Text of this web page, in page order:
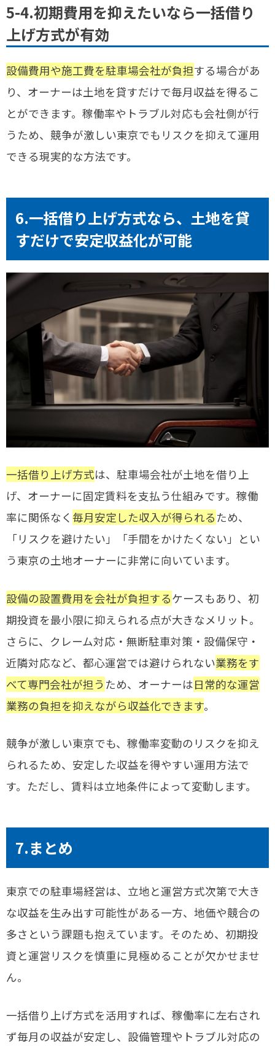
5-4.初期費用を抑えたいなら一括借り
上げ方式が有効
設備費用や施工費を駐車場会社が負担する場合があ
り、オーナーは土地を貸すだけで毎月収益を得るこ
とができます。稼働率やトラブル対応も会社側が行
うため、競争が激しい東京でもリスクを抑えて運用
できる現実的な方法です。
6.一括借り上げ方式なら、土地を貸
すだけで安定収益化が可能
一括借り上げ方式は、駐車場会社が土地を借り上
げ、オーナーに固定賃料を支払う仕組みです。稼働
率に関係なく 毎月安定した収入が得られる ため、
「リスクを避けたい」「手間をかけたくない」とい
う東京の土地オーナーに非常に向いています。
設備の設置費用を会社が負担するケースもあり、初
期投資を最小限に抑えられる点が大きなメリット。
さらに、クレーム対応・無断駐車対策・設備保守・
近隣対応など、都心運営では避けられない業務をす
べて専門会社が担う ため、オーナーは日常的な運営
業務の負担を抑えながら収益化できます。
競争が激しい東京でも、稼働率変動のリスクを抑え
られるため、安定した収益を得やすい運用方法で
す。ただし、賃料は立地条件によって変動します。
7.まとめ
東京での駐車場経営は、立地と運営方式次第で大き
な収益を生み出す可能性がある一方、地価や競合の
多さという課題も抱えています。そのため、初期投
資と運営リスクを慎重に見極めることが欠かせませ
ん。
一括借り上げ方式を活用すれば、稼働率に左右され
ず毎月の収益が安定し、設備管理やトラブル対応の